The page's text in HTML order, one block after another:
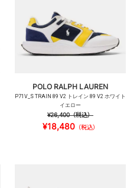
POLO RALPH LAUREN
P71V_S TRAIN 89 V2 トレイン 89 V2 ホワイト
イエロー
¥26,400（税込）
¥18,480（税込）